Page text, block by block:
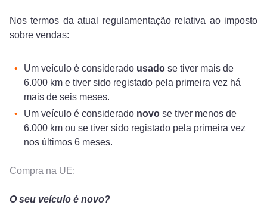
Nos termos da atual regulamentação relativa ao imposto
sobre vendas:
Um veículo é considerado usado se tiver mais de
6.000 km e tiver sido registado pela primeira vez há
mais de seis meses.
Um veículo é considerado novo se tiver menos de
6.000 km ou se tiver sido registado pela primeira vez
nos últimos 6 meses.
Compra na UE:
O seu veículo é novo?